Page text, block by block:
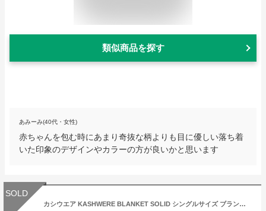
類似商品を探す
あみーみ(40代・女性)
赤ちゃんを包む時にあまり奇抜な柄よりも目に優しい落ち着
いた印象のデザインやカラーの方が良いかと思います
SOLD
カシウエア KASHWERE BLANKET SOLID シングルサイズ ブランケット タオルケット テンダーブルー Tender Blue T-30-17-52 カシウェア 贈り物 お祝い ギフト プレゼント かわいい ひざ掛け ふわふわ